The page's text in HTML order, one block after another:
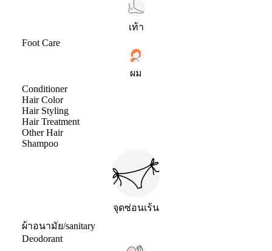
เท้า
Foot Care
ผม
Conditioner
Hair Color
Hair Styling
Hair Treatment
Other Hair
Shampoo
จุดซ่อนเร้น
ผ้าอนามัย/sanitary
Deodorant